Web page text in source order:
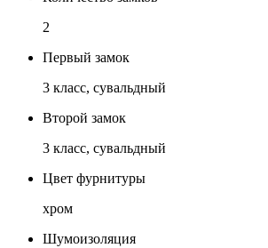
2
Первый замок
3 класс, сувальдный
Второй замок
3 класс, сувальдный
Цвет фурнитуры
хром
Шумоизоляция